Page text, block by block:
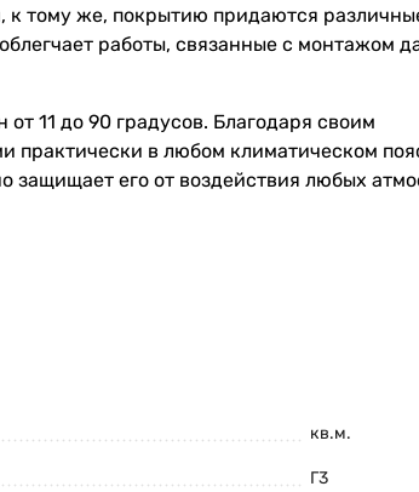
тому же, покрытию придаются
работы, связанные с монтажом
11 до 90 градусов. Благодаря своим
практически в любом климатическом
защищает его от воздействия любых
чем на некоторые другие кровельные
может достигать 50 лет, а также
кв.м.
Г3